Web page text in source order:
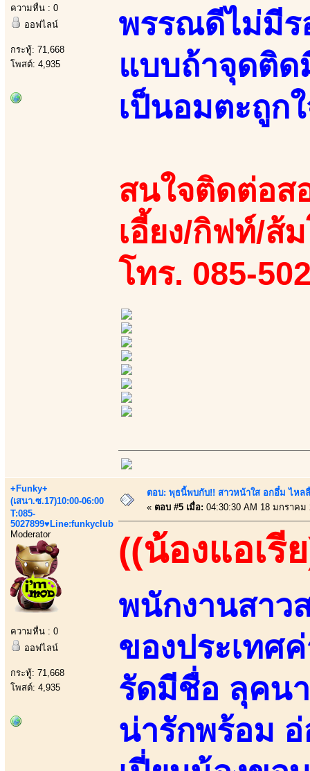
ความหื่น : 0
ออฟไลน์
กระทู้: 71,668
โพสต์: 4,935
พรรณดีไม่มีร
แบบถ้าจุดติด
เป็นอมตะถูก
สนใจติดต่อส
เอี้ยง/กิฟท์/ส้
โทร. 085-
+Funky+
(เสนา.ซ.17)10:00-06:00
T:085-
5027899♥Line:funkyclub
Moderator
ความหื่น : 0
ออฟไลน์
กระทู้: 71,668
โพสต์: 4,935
ตอบ: พุธนี้พบกับ!! สาวหน้าใส อกอึ๋ม ไหล
« ตอบ #5 เมื่อ: 04:30:30 AM 18 มกราคม
((น้องแอเรี
พนักงานสาว
ของประเทศ
รัดมีชื่อ ลุคน
น่ารักพร้อม